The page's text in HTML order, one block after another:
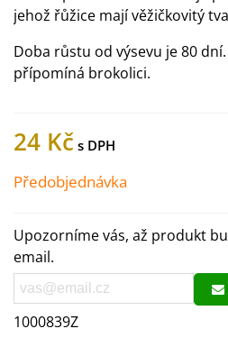
jehož řůžice mají věžičkovitý
Doba růstu od výsevu je 80
přípomíná brokolici.
24 Kč
Předobjednávka
Upozorníme vás, až produkt
email.
1000839Z